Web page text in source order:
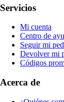
Servicios
Mi cuenta
Centro de
Seguir mi
Devolver mi
Códigos
Acerca de